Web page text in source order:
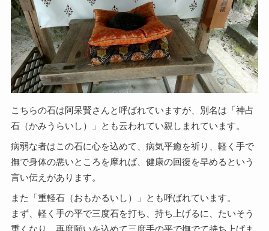
こちらの石は阿呆賢さんと呼ばれていますが、別名は「神占
石（かみうらいし）」とも云われてい親しまれています。
病弱な者はこの石に心を込めて、病気平癒を祈り、軽く手で
撫で身体の悪いところを摩れば、健康の回復を早めるという
言い伝えがあります。
また「重軽石（おもかるいし）」とも呼ばれています。
まず、軽く手の平で三度石を打ち、持ち上げるに、たいそう